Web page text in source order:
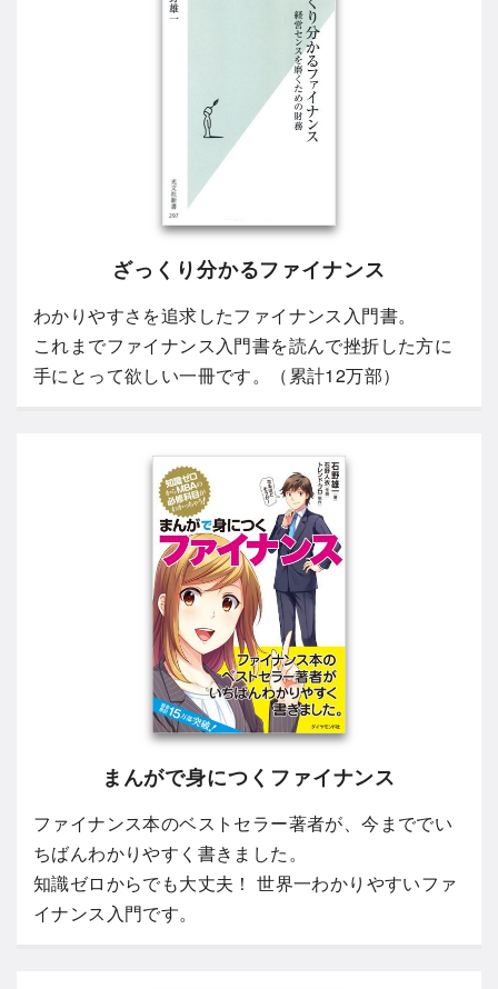
ざっくり分かるファイナンス
わかりやすさを追求したファイナンス入門書。
これまでファイナンス入門書を読んで挫折した方に
手にとって欲しい一冊です。（累計12万部）
まんがで身につくファイナンス
ファイナンス本のベストセラー著者が、今まででい
ちばんわかりやすく書きました。
知識ゼロからでも大丈夫！ 世界一わかりやすいファ
イナンス入門です。